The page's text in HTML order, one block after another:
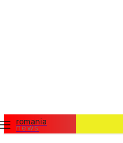
romania
news